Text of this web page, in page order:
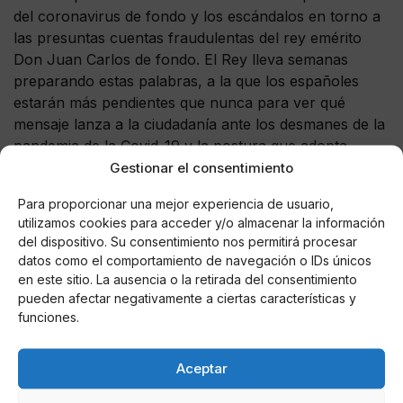
Gestionar el consentimiento
Para proporcionar una mejor experiencia de usuario,
utilizamos cookies para acceder y/o almacenar la información
del dispositivo. Su consentimiento nos permitirá procesar
datos como el comportamiento de navegación o IDs únicos
en este sitio. La ausencia o la retirada del consentimiento
pueden afectar negativamente a ciertas características y
funciones.
Aceptar
del coronavirus de fondo y los escándalos en torno a
las presuntas cuentas fraudulentas del rey emérito
Don Juan Carlos de fondo. El Rey lleva semanas
preparando estas palabras, a la que los españoles
estarán más pendientes que nunca para ver qué
mensaje lanza a la ciudadanía ante los desmanes de la
pandemia de la Covid-19 y la postura que adopta
públicamente con su padre.
AUTOR
Miguel P. Montes
Noticias relacionadas